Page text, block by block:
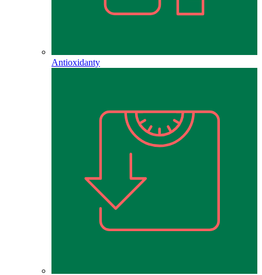
Antioxidanty